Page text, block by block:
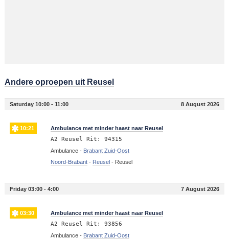
Andere oproepen uit Reusel
Saturday 10:00 - 11:00 8 August 2026
10:21 Ambulance met minder haast naar Reusel
A2 Reusel Rit: 94315
Ambulance - Brabant Zuid-Oost
Noord-Brabant- Reusel - Reusel
Friday 03:00 - 4:00 7 August 2026
03:30 Ambulance met minder haast naar Reusel
A2 Reusel Rit: 93856
Ambulance - Brabant Zuid-Oost